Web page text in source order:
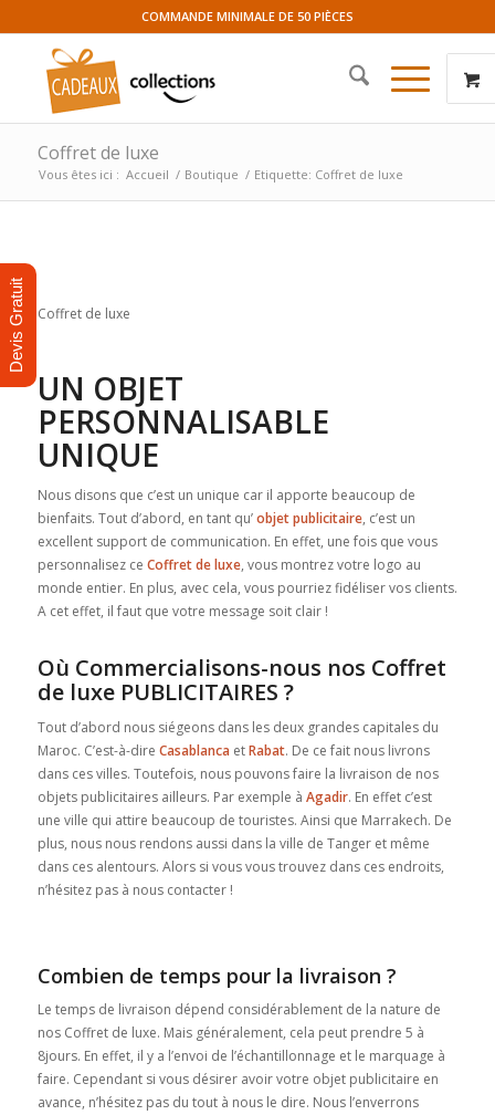
COMMANDE MINIMALE DE 50 PIÈCES
Coffret de luxe
Vous êtes ici : Accueil / Boutique / Etiquette: Coffret de luxe
Coffret de luxe
UN OBJET
PERSONNALISABLE
UNIQUE
Nous disons que c’est un unique car il apporte beaucoup de
bienfaits. Tout d’abord, en tant qu’objet publicitaire, c’est un
excellent support de communication. En effet, une fois que vous
personnalisez ce Coffret de luxe, vous montrez votre logo au
monde entier. En plus, avec cela, vous pourriez fidéliser vos clients.
A cet effet, il faut que votre message soit clair !
Où Commercialisons-nous nos Coffret
de luxe PUBLICITAIRES ?
Tout d’abord nous siégeons dans les deux grandes capitales du
Maroc. C’est-à-dire Casablanca etRabat. De ce fait nous livrons
dans ces villes. Toutefois, nous pouvons faire la livraison de nos
objets publicitaires ailleurs. Par exemple à Agadir. En effet c’est
une ville qui attire beaucoup de touristes. Ainsi que Marrakech. De
plus, nous nous rendons aussi dans la ville de Tanger et même
dans ces alentours. Alors si vous vous trouvez dans ces endroits,
n’hésitez pas à nous contacter !
Combien de temps pour la livraison ?
Le temps de livraison dépend considérablement de la nature de
nos Coffret de luxe. Mais généralement, cela peut prendre 5 à
8jours. En effet, il y a l’envoi de l’échantillonnage et le marquage à
faire. Cependant si vous désirer avoir votre objet publicitaire en
avance, n’hésitez pas du tout à nous le dire. Nous l’enverrons
Devis Gratuit